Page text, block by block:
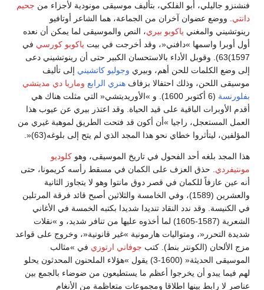
فنشنزو جاليلي، أبو الفلكي، بتأليف موسيقى مونودية لأجزاء من جحيم
دانتي. ووضع عضوان آخران من الجماعة، هما الشاعر أوتافيو
رينوتشيني والمغني ياكوبو بيري، النص والموسيقى لما يمكن أن نعده
أول أوبرا واسمها »دافني«، وقد أخرجت في بيت ياكوبو كورسي في
1597)63). وقوبل الأداء بالاستحسان الكبير حتى أن رينوتشيني دعى
إلى وضع الكلمات للحن أهم، وبيري وجوليو كاتشيني إلى تأليف
موسيقى اللحن، وذلك احتفالا بزفاف هنري الرابع وماريا دي مديتشي
بفلورنسة
(6 أكتوبر 1600). و »الأوريديتشي« التي مثلت هناك هي
أقدم الأوبرات الباقية على قيد الحياة. وقد اعتذر بيري عن عيوب هذا
العمل المستعجل، راجيا »أن أكون قد فتحت الطريق لموهبة غيري من
المؤلفين، ليتأثروا خطاي نحو هذا المجد الذي لم يتح إلى بلوغه(63)«.
هذا المجد بلغه أحد الفحول في تاريخ الموسيقى، وهو كلوديو
مونتيفردي. حذق العزف على الكمان في مسقط رأسه كريمونا، حتى
أنه عين عازفاً للكمان في قصر دوق مانتوا وهو لا يتجاوز الثانية
والعشرين (1589)، وفي الخامسة والثلاثين أصبح قائد فرقة المرتلين
في الكنيسة. وقد ندد النقاد تنديدا شديدا بكتبه الخمسة في الأغاني
الشعرية (1587-1605) لما أخذوه عليها من تنافر شديد، و »نقلات
شديدة التحرر«، ومتواليات هارمونية »غير قانونية«، وخروج على قواعد
مزج الألحان (الكونتر بنط). كتب جوفاني ارتوزي في »مثالب
الموسيقى الحديثة« (1600-3) يقول »هؤلاء الملحنون المحدثون يحلو
لهم فيما يبدو أن يخرجوا أعظم ما يستطيعون من ضوضاء بالجمع بين
عناصر لا رابط بينها اطلاقا ومجموعات متعاظمة من الأنغام